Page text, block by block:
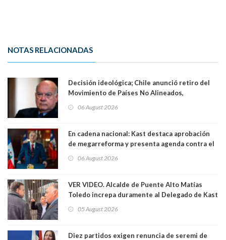
NOTAS RELACIONADAS
Decisión ideológica; Chile anunció retiro del
Movimiento de Países No Alineados,
1971. Excanciller Insulza lamentó decisión
06 August 2026
En cadena nacional: Kast destaca aprobación
de megarreforma y presenta agenda contra el
06 August 2026
VER VIDEO. Alcalde de Puente Alto Matías
Toledo increpa duramente al Delegado de Kast
delegado nuevamente arrancando"
05 August 2026
Diez partidos exigen renuncia de seremi de